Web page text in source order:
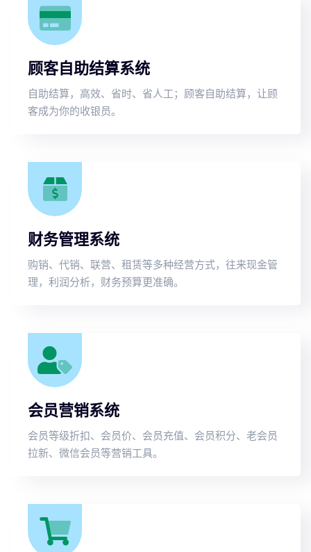
顾客自助结算系统
自助结算，高效、省时、省人工；顾客自助结算，让顾
客成为你的收银员。
财务管理系统
购销、代销、联营、租赁等多种经营方式，往来现金管
理，利润分析，财务预算更准确。
会员营销系统
会员等级折扣、会员价、会员充值、会员积分、老会员
拉新、微信会员等营销工具。